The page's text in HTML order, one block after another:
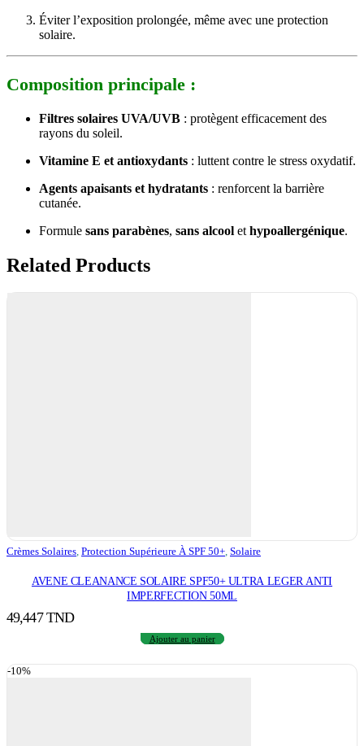
Éviter l’exposition prolongée, même avec une protection
solaire.
Composition principale :
Filtres solaires UVA/UVB : protègent efficacement des
rayons du soleil.
Vitamine E et antioxydants : luttent contre le stress oxydatif.
Agents apaisants et hydratants : renforcent la barrière
cutanée.
Formule sans parabènes, sans alcool et hypoallergénique.
Related Products
Crèmes Solaires, Protection Supérieure À SPF 50+, Solaire
AVENE CLEANANCE SOLAIRE SPF50+ ULTRA LEGER ANTI
IMPERFECTION 50ML
49,447TND
Ajouter au panier
-10%